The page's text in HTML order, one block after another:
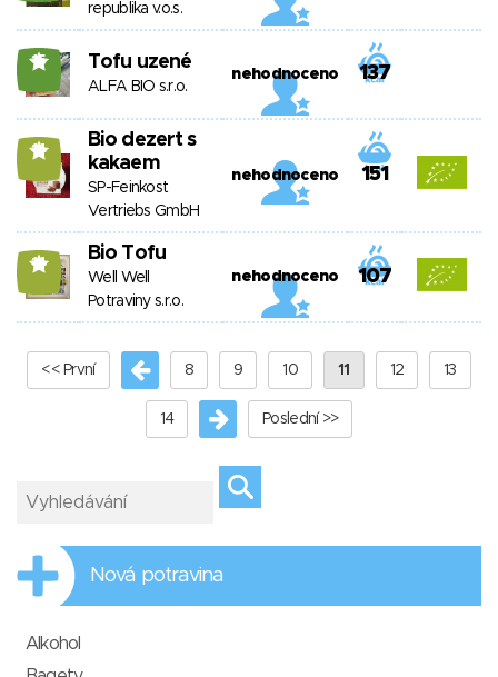
republika v.o.s.
15 Tofu uzené
ALFA BIO s.r.o.
nehodnoceno 137
14
Bio dezert s
kakaem
SP-Feinkost
Vertriebs GmbH
nehodnoceno 151
14 Bio Tofu
Well Well
Potraviny s.r.o.
nehodnoceno 107
<< První 8 9 10 11 12 13
14 Poslední >>
Nová potravina
Alkohol